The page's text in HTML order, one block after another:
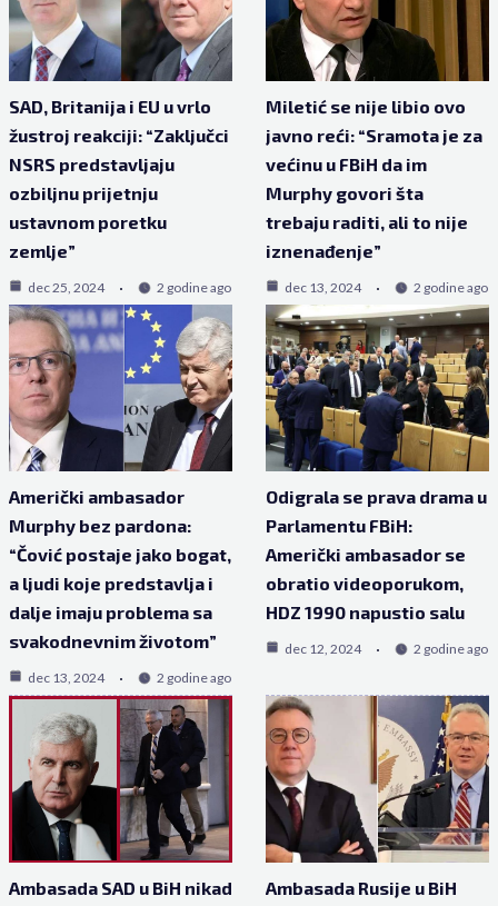
SAD, Britanija i EU u vrlo
žustroj reakciji: “Zaključci
NSRS predstavljaju
ozbiljnu prijetnju
ustavnom poretku
zemlje”
dec 25, 2024 2 godine ago
Miletić se nije libio ovo
javno reći: “Sramota je za
većinu u FBiH da im
Murphy govori šta
trebaju raditi, ali to nije
iznenađenje”
dec 13, 2024 2 godine ago
Američki ambasador
Murphy bez pardona:
“Čović postaje jako bogat,
a ljudi koje predstavlja i
dalje imaju problema sa
svakodnevnim životom”
dec 13, 2024 2 godine ago
Odigrala se prava drama u
Parlamentu FBiH:
Američki ambasador se
obratio videoporukom,
HDZ 1990 napustio salu
dec 12, 2024 2 godine ago
Ambasada SAD u BiH nikad Ambasada Rusije u BiH